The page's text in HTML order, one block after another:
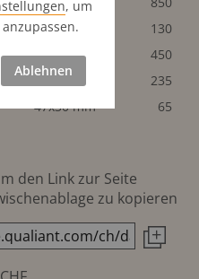
47x64.5 mm
130
47x64.5 mm
450
47x30 mm
235
47x30 mm 65
den Link zur Seite
zu kopieren
, um
Ablehnen